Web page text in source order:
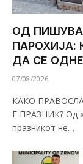
ОД
ПАРОХИЈА:
ДА СЕ
07/08/2026
КАКО
Е ПРАЗНИК? Од
празникот не…